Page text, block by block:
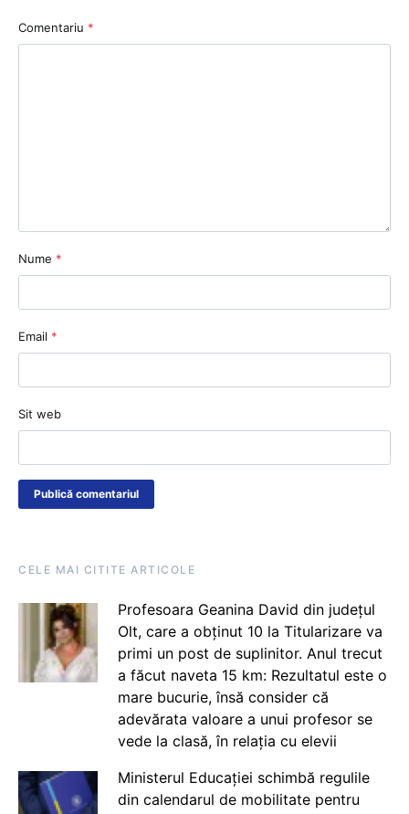
Comentariu *
Nume *
Email *
Sit web
CELE MAI CITITE ARTICOLE
Profesoara Geanina David din județul
Olt, care a obținut 10 la Titularizare va
primi un post de suplinitor. Anul trecut
a făcut naveta 15 km: Rezultatul este o
mare bucurie, însă consider că
adevărata valoare a unui profesor se
vede la clasă, în relația cu elevii
Ministerul Educației schimbă regulile
din calendarul de mobilitate pentru